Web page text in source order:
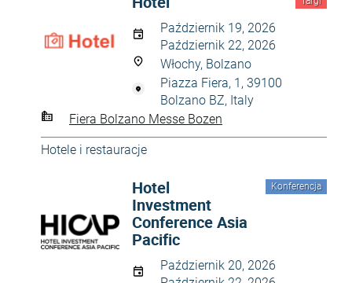
Październik 19, 2026
Październik 22, 2026
Włochy, Bolzano
Piazza Fiera, 1, 39100
Bolzano BZ, Italy
Fiera Bolzano Messe Bozen
Hotele i restauracje
Konferencja
Hotel
Investment
Conference Asia
Pacific
Październik 20, 2026